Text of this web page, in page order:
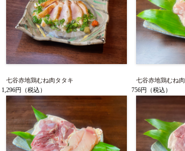
七谷赤地鶏むね肉タタキ
1,296円 （税込）
七谷赤地鶏むね肉
756円 （税込）